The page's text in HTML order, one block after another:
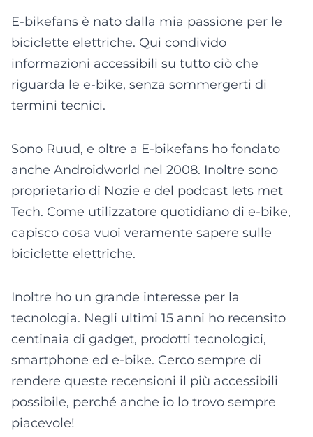
E-bikefans è nato dalla mia passione per le
biciclette elettriche. Qui condivido
informazioni accessibili su tutto ciò che
riguarda le e-bike, senza sommergerti di
termini tecnici.
Sono Ruud, e oltre a E-bikefans ho fondato
anche Androidworld nel 2008. Inoltre sono
proprietario di Nozie e del podcast Iets met
Tech. Come utilizzatore quotidiano di e-bike,
capisco cosa vuoi veramente sapere sulle
biciclette elettriche.
Inoltre ho un grande interesse per la
tecnologia. Negli ultimi 15 anni ho recensito
centinaia di gadget, prodotti tecnologici,
smartphone ed e-bike. Cerco sempre di
rendere queste recensioni il più accessibili
possibile, perché anche io lo trovo sempre
piacevole!